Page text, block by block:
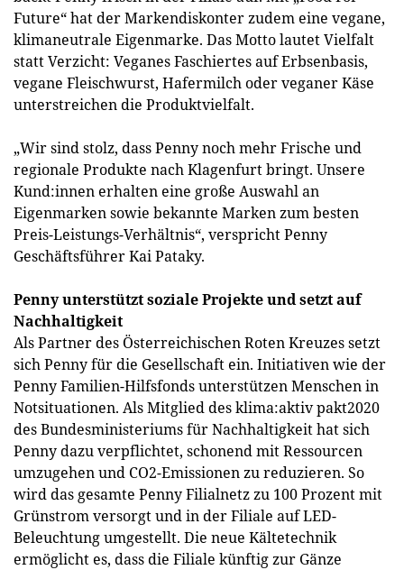
Future“ hat der Markendiskonter zudem eine vegane,
klimaneutrale Eigenmarke. Das Motto lautet Vielfalt
statt Verzicht: Veganes Faschiertes auf Erbsenbasis,
vegane Fleischwurst, Hafermilch oder veganer Käse
unterstreichen die Produktvielfalt.
„Wir sind stolz, dass Penny noch mehr Frische und
regionale Produkte nach Klagenfurt bringt. Unsere
Kund:innen erhalten eine große Auswahl an
Eigenmarken sowie bekannte Marken zum besten
Preis-Leistungs-Verhältnis“, verspricht Penny
Geschäftsführer Kai Pataky.
Penny unterstützt soziale Projekte und setzt auf
Nachhaltigkeit
Als Partner des Österreichischen Roten Kreuzes setzt
sich Penny für die Gesellschaft ein. Initiativen wie der
Penny Familien-Hilfsfonds unterstützen Menschen in
Notsituationen. Als Mitglied des klima:aktiv pakt2020
des Bundesministeriums für Nachhaltigkeit hat sich
Penny dazu verpflichtet, schonend mit Ressourcen
umzugehen und CO2-Emissionen zu reduzieren. So
wird das gesamte Penny Filialnetz zu 100 Prozent mit
Grünstrom versorgt und in der Filiale auf LED-
Beleuchtung umgestellt. Die neue Kältetechnik
ermöglicht es, dass die Filiale künftig zur Gänze